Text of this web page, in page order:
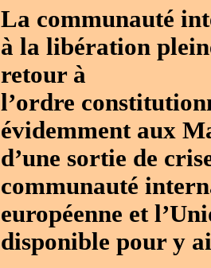
La communauté
à la libération
retour à
l’ordre
évidemment aux
d’une sortie de
communauté
européenne et
disponible pour y